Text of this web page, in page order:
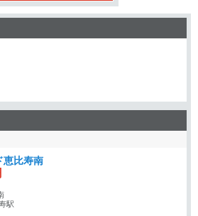
恵比寿南
駅